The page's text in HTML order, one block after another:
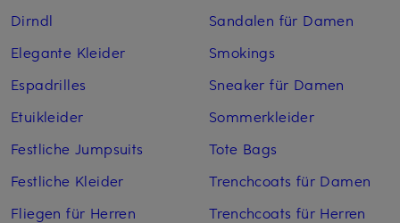
Dirndl
Elegante Kleider
Espadrilles
Etuikleider
Festliche Jumpsuits
Festliche Kleider
Fliegen für Herren
Sandalen für Damen
Smokings
Sneaker für Damen
Sommerkleider
Tote Bags
Trenchcoats für Damen
Trenchcoats für Herren